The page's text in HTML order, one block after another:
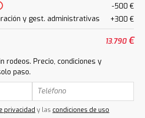
-500 €
y gest. administrativas
+300 €
13.790€
rodeos. Precio, condiciones y
paso.
privacidad y las condiciones de uso